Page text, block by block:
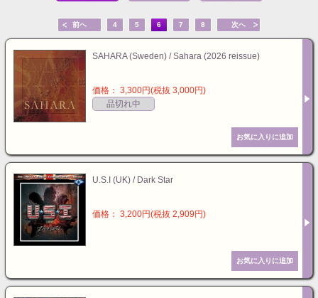
前へ 4 5 6 7 8 次へ
SAHARA (Sweden) / Sahara (2026 reissue)
価格： 3,300円(税抜 3,000円)
品切れ中
U.S.I (UK) / Dark Star
価格： 3,200円(税抜 2,909円)